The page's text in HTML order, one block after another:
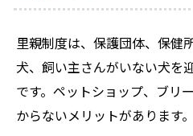
里親制度は、保護団体、保健
犬、飼い主さんがいない犬を
です。ペットショップ、ブリ
からないメリットがあります。